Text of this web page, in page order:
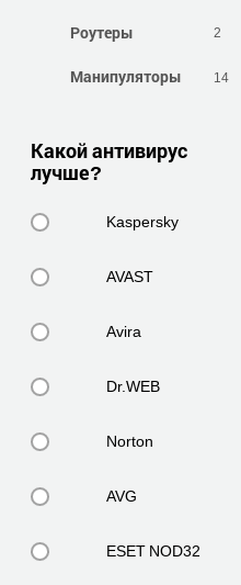
Роутеры 2
Манипуляторы 14
Какой антивирус
лучше?
Kaspersky
AVAST
Avira
Dr.WEB
Norton
AVG
ESET NOD32